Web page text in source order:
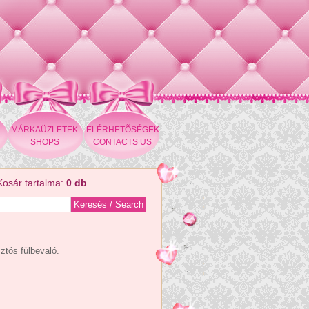
tartalma: 0 db
MÁRKAÜZLETEK
SHOPS
ELÉRHETÕSÉGEK
CONTACTS US
fülbevaló.